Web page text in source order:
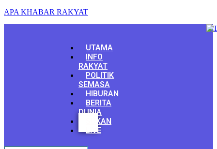
APA KHABAR RAKYAT
Menu
UTAMA
INFO
RAKYAT
POLITIK
SEMASA
HIBURAN
BERITA
DUNIA
SUKAN
LIVE
Facebook
Youtube